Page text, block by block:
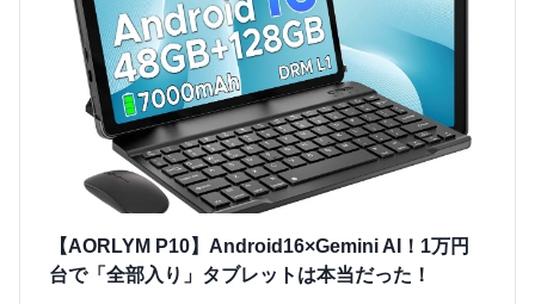
【AORLYM P10】Android16×Gemini AI！1万円
台で「全部入り」タブレットは本当だった！